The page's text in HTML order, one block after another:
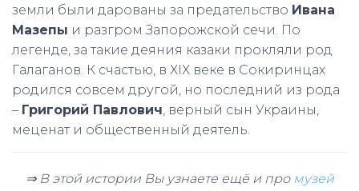
земли были дарованы за предательство Ивана
Мазепы и разгром Запорожской сечи. По
легенде, за такие деяния казаки прокляли род
Галаганов. К счастью, в ХІХ веке в Сокиринцах
родился совсем другой, но последний из рода
– Григорий Павлович, верный сын Украины,
меценат и общественный деятель.
⇒ В этой истории Вы узнаете ещё и про музей